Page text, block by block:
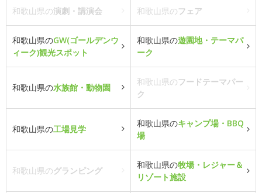
和歌山県の演劇・講演会 和歌山県のフェア
和歌山県のGW(ゴールデンウ
ィーク)観光スポット
和歌山県の遊園地・テーマパ
ーク
和歌山県の水族館・動物園
和歌山県のフードテーマパー
ク
和歌山県の工場見学
和歌山県のキャンプ場・BBQ
場
和歌山県のグランピング
和歌山県の牧場・レジャー＆
リゾート施設